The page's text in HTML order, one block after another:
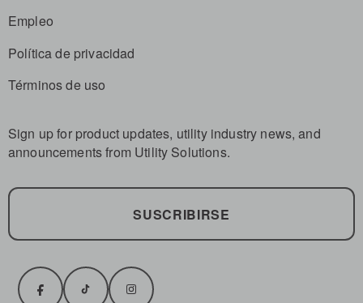
Empleo
Política de privacidad
Términos de uso
Sign up for product updates, utility industry news, and
announcements from Utility Solutions.
SUSCRIBIRSE